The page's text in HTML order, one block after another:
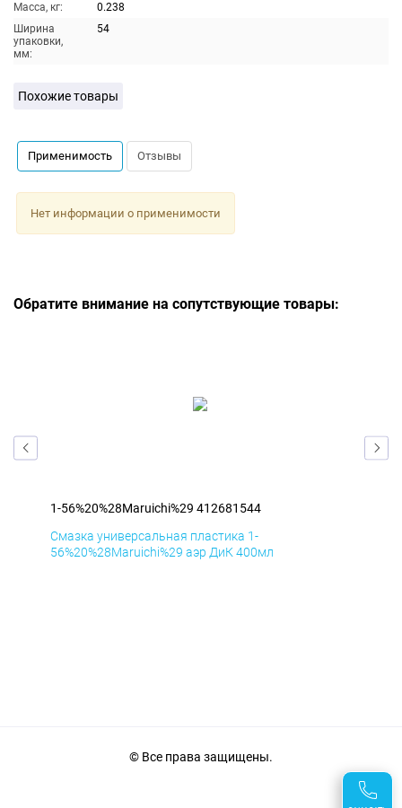
Масса, кг:
0.238
Ширина
упаковки,
мм:
54
Похожие товары
Применимость Отзывы
Нет информации о применимости
Обратите внимание на сопутствующие товары:
1-56%20%28Maruichi%29 412681544
Смазка универсальная пластика 1-
56%20%28Maruichi%29 аэр ДиК 400мл
© Все права защищены.